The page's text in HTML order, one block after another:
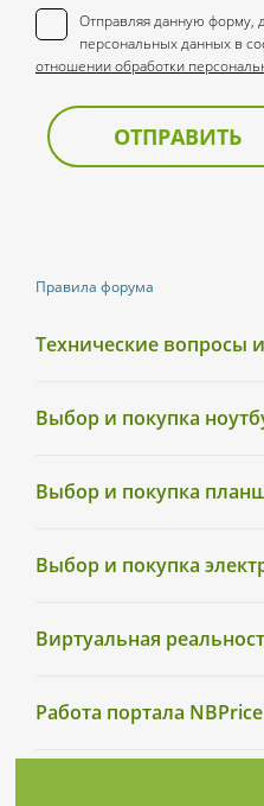
Правила форума
Технические вопросы
Выбор и покупка
Выбор и покупка
Выбор и покупка
Виртуальная
Работа портала
Отправляя данную форму,
персональных данных в
отношении обработки
ОТПРАВИТЬ